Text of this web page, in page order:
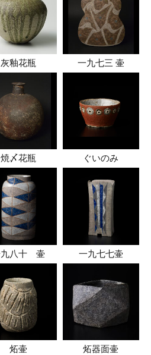
灰釉花瓶 一九七三 壷
焼〆花瓶 ぐいのみ
八十 壷 一九七七壷
炻壷 炻器面壷